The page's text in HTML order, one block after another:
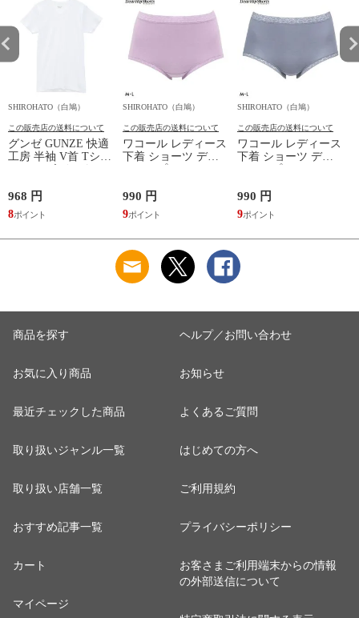
SHIROHATO（白鳩）
この販売店の送料について
グンゼ GUNZE 快適
工房 半袖 V首 Tシャ
ツ メンズ インナー
本製 抗菌防臭
968 円
8
SHIROHATO（白鳩）
この販売店の送料について
ワコール レディース
下着 ショーツ ディ
アヒップショーツ
スタンダード ノーマ
ルショーツ ML
Wacoal
990 円
9
SHIROHATO（白鳩）
この販売店の送料について
ワコール レディース
下着 ショーツ ディ
アヒップショーツ
スタンダード ノーマ
ルショーツ ML
Wacoal
990 円
9
商品を探す
お気に入り商品
最近チェックした商品
取り扱いジャンル一覧
取り扱い店舗一覧
おすすめ記事一覧
カート
マイページ
ヘルプ／お問い合わせ
お知らせ
よくあるご質問
はじめての方へ
ご利用規約
プライバシーポリシー
お客さまご利用端末からの情報
の外部送信について